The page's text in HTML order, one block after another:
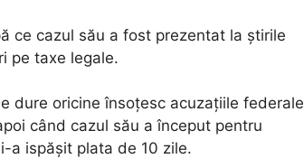
ce cazul său a fost prezentat la știrile
pe taxe legale.
dure oricine însoțesc acuzațiile federale
când cazul său a început pentru
a ispășit plata de 10 zile.